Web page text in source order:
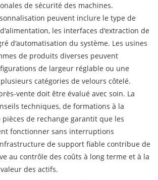
de sécurité des machines.
peuvent inclure le type de
les interfaces d'extraction de
d'automatisation du système. Les usines
de produits diverses peuvent
de largeur réglable ou une
catégories de velours côtelé.
vente doit être évalué avec soin. La
techniques, de formations à la
de rechange garantit que les
fonctionner sans interruptions
de support fiable contribue de
au contrôle des coûts à long terme et à la
des actifs.